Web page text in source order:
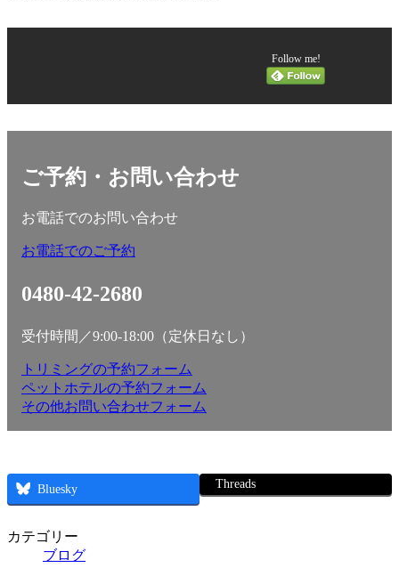
Follow me!
ご予約・お問い合わせ
お電話でのお問い合わせ
お電話でのご予約
0480-42-2680
受付時間／9:00-18:00（定休日なし）
トリミングの予約フォーム
ペットホテルの予約フォーム
その他お問い合わせフォーム
Bluesky Threads
カテゴリー
ブログ